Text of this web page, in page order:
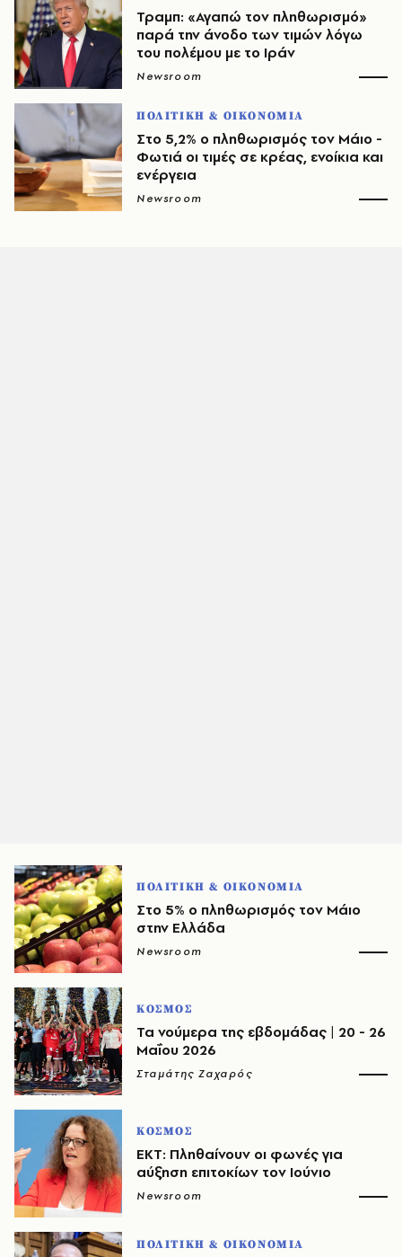
Τραμπ: «Αγαπώ τον πληθωρισμό»
παρά την άνοδο των τιμών λόγω
του πολέμου με το Ιράν
Newsroom
ΠΟΛΙΤΙΚΗ & ΟΙΚΟΝΟΜΙΑ
Στο 5,2% ο πληθωρισμός τον Μάιο -
Φωτιά οι τιμές σε κρέας, ενοίκια και
ενέργεια
Newsroom
ΠΟΛΙΤΙΚΗ & ΟΙΚΟΝΟΜΙΑ
Στο 5% ο πληθωρισμός τον Μάιο
στην Ελλάδα
Newsroom
ΚΟΣΜΟΣ
Τα νούμερα της εβδομάδας | 20 - 26
Μαΐου 2026
Σταμάτης Ζαχαρός
ΚΟΣΜΟΣ
ΕΚΤ: Πληθαίνουν οι φωνές για
αύξηση επιτοκίων τον Ιούνιο
Newsroom
ΠΟΛΙΤΙΚΗ & ΟΙΚΟΝΟΜΙΑ